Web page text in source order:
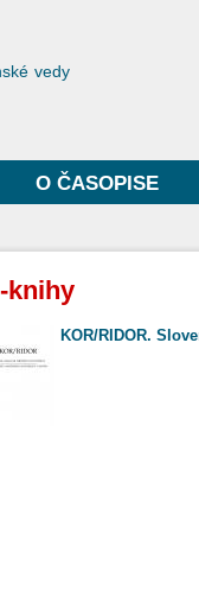
vedy
O ČASOPISE
knihy
KOR/RIDOR.